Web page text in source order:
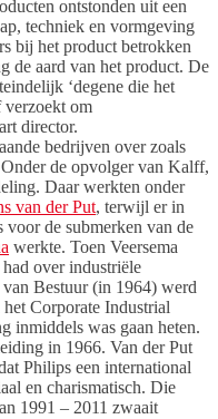
ontstonden uit een
techniek en vormgeving
bij het product betrokken
de aard van het product. De
‘degene die het
verzoekt om
director.
bedrijven over zoals
de opvolger van Kalff,
Daar werkten onder
van der Put, terwijl er in
de submerken van de
werkte. Toen Veersema
over industriële
Bestuur (in 1964) werd
Corporate Industrial
inmiddels was gaan heten.
in 1966. Van der Put
Philips een international
en charismatisch. Die
1991 – 2011 zwaait